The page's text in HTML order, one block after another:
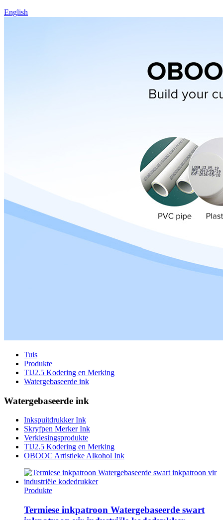
English
Tuis
Produkte
TIJ2.5 Kodering en Merking
Watergebaseerde ink
Watergebaseerde ink
Inkspuitdrukker Ink
Skryfpen Merker Ink
Verkiesingsprodukte
TIJ2.5 Kodering en Merking
OBOOC Artistieke Alkohol Ink
Produkte
Termiese inkpatroon Watergebaseerde swart